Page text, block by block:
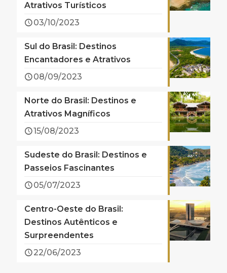
Atrativos Turísticos
03/10/2023
Sul do Brasil: Destinos
Encantadores e Atrativos
08/09/2023
Norte do Brasil: Destinos e
Atrativos Magníficos
15/08/2023
Sudeste do Brasil: Destinos e
Passeios Fascinantes
05/07/2023
Centro-Oeste do Brasil:
Destinos Autênticos e
Surpreendentes
22/06/2023